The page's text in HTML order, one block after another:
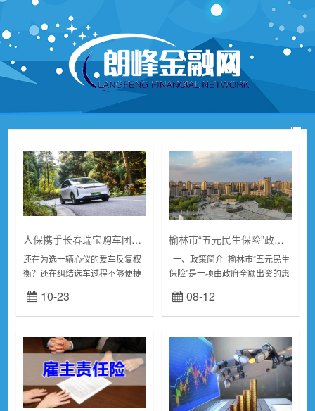
人保携手长春瑞宝购车团购会10月24日线上直播开启
还在为选一辆心仪的爱车反复权
衡？还在纠结选车过程不够便捷
汇聚实力与专业的购车盛宴即将
来袭——人保携手长春瑞宝购车
10-23
榆林市“五元民生保险”政策详解
一、政策简介 榆林市“五元民生
保险”是一项由政府全额出资的惠
口提供全方位的人身安全保障...
08-12